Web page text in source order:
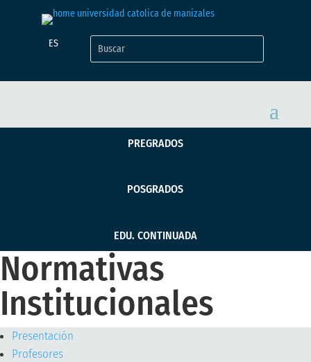
ES
PREGRADOS
POSGRADOS
EDU. CONTINUADA
Normativas
Institucionales
Presentación
Profesores